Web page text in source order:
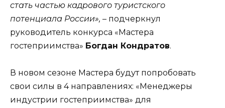
стать частью кадрового туристского
потенциала России», – подчеркнул
руководитель конкурса «Мастера
гостеприимства» Богдан Кондратов.
В новом сезоне Мастера будут попробовать
свои силы в 4 направлениях: «Менеджеры
индустрии гостеприимства» для